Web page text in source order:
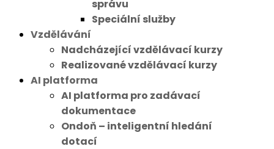
správu
Speciální služby
Vzdělávání
Nadcházející vzdělávací kurzy
Realizované vzdělávací kurzy
AI platforma
AI platforma pro zadávací
dokumentace
Ondoň – inteligentní hledání
dotací